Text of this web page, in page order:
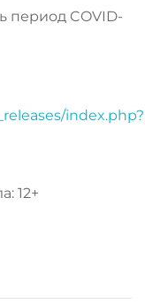
период COVID-
index.php?
12+